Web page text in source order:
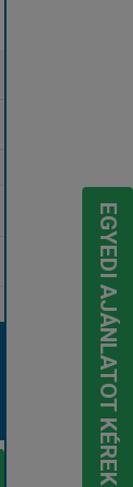
EGYEDI AJÁNLATOT KÉREK